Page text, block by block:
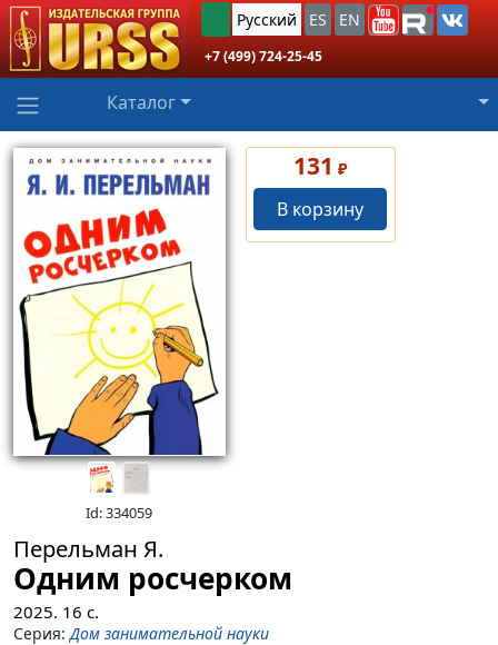
Русский ES EN
+7 (499) 724-25-45
Каталог
Id: 334059
131 ₽
В корзину
Перельман Я.
Одним росчерком
2025. 16 с.
Серия: Дом занимательной науки